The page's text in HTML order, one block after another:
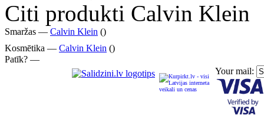
Citi produkti Calvin Klein
Smaržas — Calvin Klein ()
Kosmētika — Calvin Klein ()
Patīk? —
Your mail: